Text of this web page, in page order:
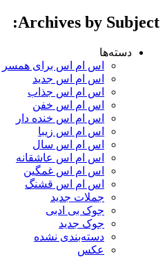
Archives by Subject:
دسته‌ها
اس ام اس برای همسر
اس ام اس جدید
اس ام اس جذاب
اس ام اس خفن
اس ام اس خنده دار
اس ام اس زیبا
اس ام اس سال
اس ام اس عاشقانه
اس ام اس غمگین
اس ام اس قشنگ
جملات جدید
جوک بی ادبی
جوک جدید
دسته‌بندی نشده
عکس